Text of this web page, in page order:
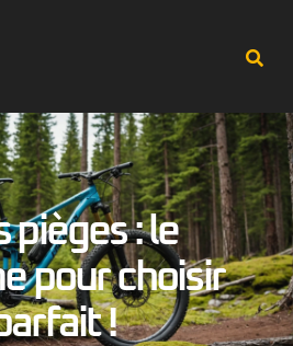
pièges : le
pour choisir
!